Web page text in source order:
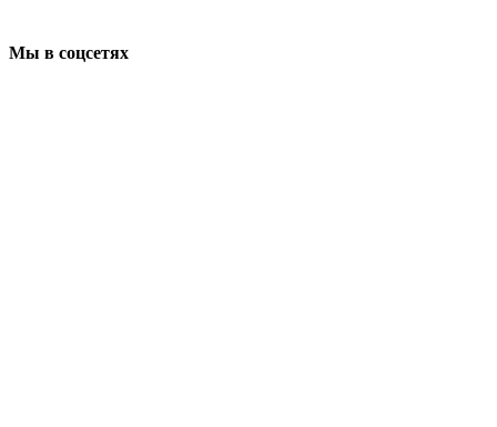
Мы в соцсетях